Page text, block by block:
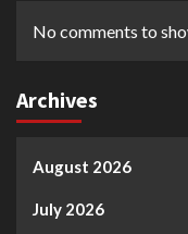
No comments to
Archives
August 2026
July 2026